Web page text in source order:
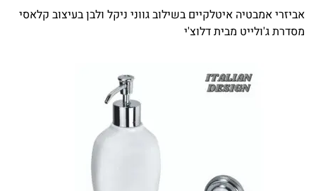
אביזרי אמבטיה איטלקיים בשילוב גווני ניקל ולבן בעיצוב קלאסי
מסדרת ג'ולייט מבית דלוצ'י